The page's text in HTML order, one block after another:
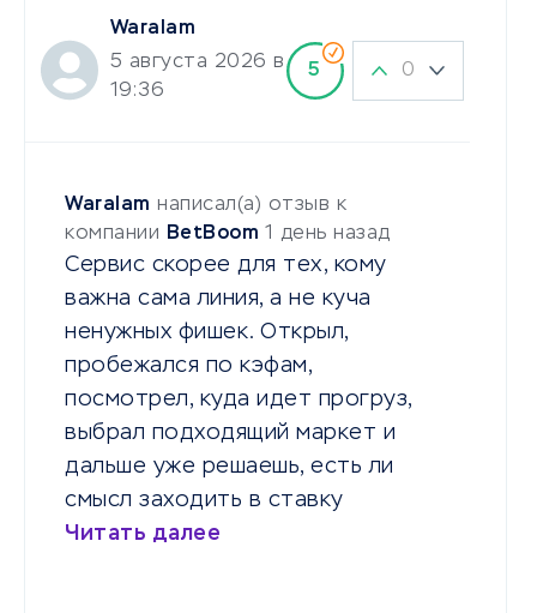
Waralam
5 августа 2026 в
19:36
5 0
Waralam написал(а) отзыв к
компании BetBoom 1 день назад
Сервис скорее для тех, кому
важна сама линия, а не куча
ненужных фишек. Открыл,
пробежался по кэфам,
посмотрел, куда идет прогруз,
выбрал подходящий маркет и
дальше уже решаешь, есть ли
смысл заходить в ставку
Читать далее